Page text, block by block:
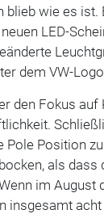
blieb wie es
LED-
dem VW-
den Fokus auf
Position
als dass
im August
insgesamt